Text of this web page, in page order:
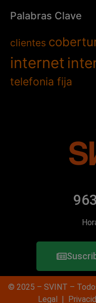
Palabras Clave
clientes
internet
telefonia fija
© 2025 – SVINT –
Legal |